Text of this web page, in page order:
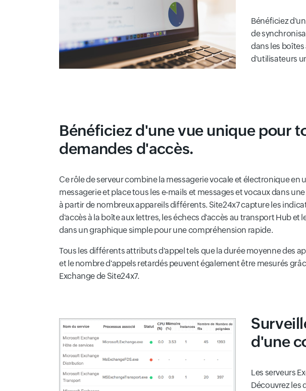
Bénéficiez
de
dans les
d'utilisateurs
Bénéficiez d'une vue unique pour
demandes d'accès.
Ce rôle de serveur combine la messagerie vocale et électronique en
messagerie et place tous les e-mails et messages et vocaux dans
à partir de nombreux appareils différents. Site24x7 capture les
d'accès à la boîte aux lettres, les échecs d'accès au transport Hub et
dans un graphique simple pour une compréhension rapide.
Tous les différents attributs d'appel tels que la durée moyenne des
et le nombre d'appels retardés peuvent également être mesurés
Exchange de Site24x7.
d'une
Les serveurs
Découvrez les